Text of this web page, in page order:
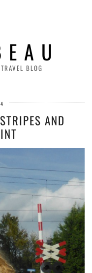
A U
BLOG
AND